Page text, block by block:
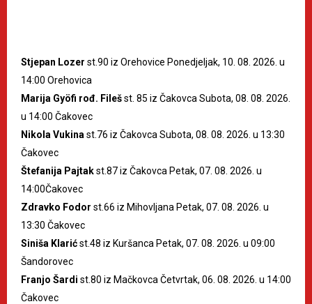
Stjepan Lozer st.90 iz Orehovice Ponedjeljak, 10. 08. 2026. u
14:00 Orehovica
Marija Gyöfi rođ. Filešst. 85 iz Čakovca Subota, 08. 08. 2026.
u 14:00 Čakovec
Nikola Vukina st.76 iz Čakovca Subota, 08. 08. 2026. u 13:30
Čakovec
Štefanija Pajtakst.87 iz Čakovca Petak, 07. 08. 2026. u
14:00Čakovec
Zdravko Fodor st.66 iz Mihovljana Petak, 07. 08. 2026. u
13:30 Čakovec
Siniša Klarićst.48 iz Kuršanca Petak, 07. 08. 2026. u 09:00
Šandorovec
Franjo Šardi st.80 iz Mačkovca Četvrtak, 06. 08. 2026. u 14:00
Čakovec